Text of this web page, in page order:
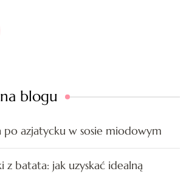
blogu
po azjatycku w sosie miodowym
batata: jak uzyskać idealną